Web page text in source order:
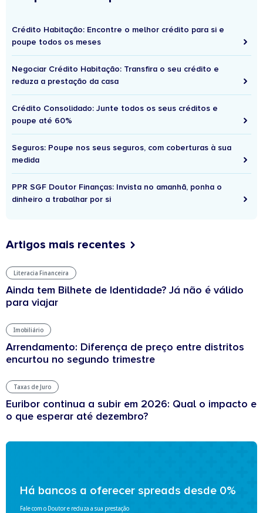
Crédito Habitação: Encontre o melhor crédito para si e
poupe todos os meses
Negociar Crédito Habitação: Transfira o seu crédito e
reduza a prestação da casa
Crédito Consolidado: Junte todos os seus créditos e
poupe até 60%
Seguros: Poupe nos seus seguros, com coberturas à sua
medida
PPR SGF Doutor Finanças: Invista no amanhã, ponha o
dinheiro a trabalhar por si
Artigos mais recentes
Literacia Financeira
Ainda tem Bilhete de Identidade? Já não é válido
para viajar
Imobiliário
Arrendamento: Diferença de preço entre distritos
encurtou no segundo trimestre
Taxas de Juro
Euribor continua a subir em 2026: Qual o impacto e
o que esperar até dezembro?
Há bancos a oferecer spreads desde 0%
Fale com o Doutor e reduza a sua prestação